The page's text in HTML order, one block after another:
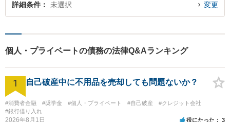
詳細条件 未選択 変更
個人・プライベートの債務の法律Q&Aランキング
1 自己破産中に不用品を売却しても問題ないか？
#消費者金融 #奨学金 #個人・プライベート #自己破産
#クレジット会社
#銀行借り入れ
2026年8月1日 役にたった 3